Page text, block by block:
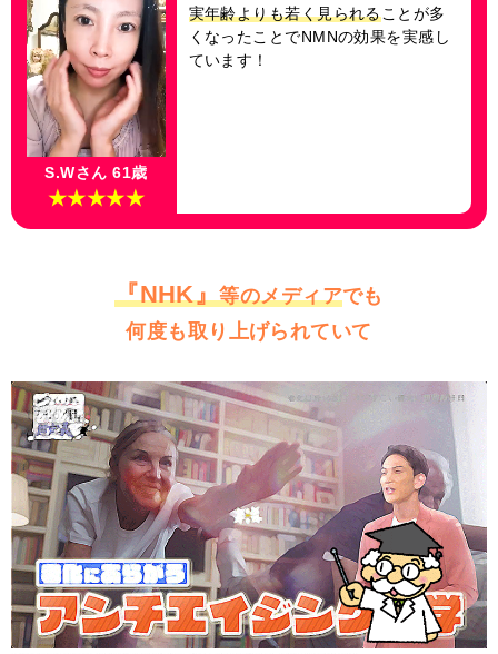
S.Wさん 61歳
★★★★★
実年齢よりも若く見られることが多
くなったことでNMNの効果を実感し
ています！
『NHK』等のメディアでも
何度も取り上げられていて